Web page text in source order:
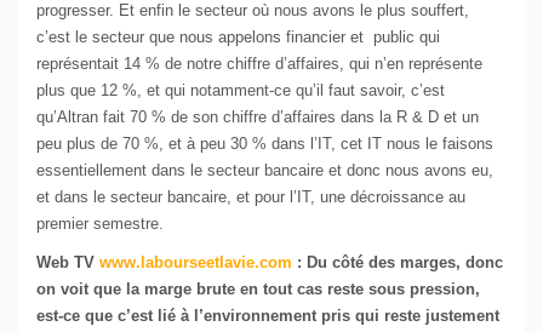
progresser. Et enfin le secteur où nous avons le plus souffert,
c’est le secteur que nous appelons financier et public qui
représentait 14 % de notre chiffre d’affaires, qui n’en représente
plus que 12 %, et qui notamment-ce qu’il faut savoir, c’est
qu’Altran fait 70 % de son chiffre d’affaires dans la R & D et un
peu plus de 70 %, et à peu 30 % dans l’IT, cet IT nous le faisons
essentiellement dans le secteur bancaire et donc nous avons eu,
et dans le secteur bancaire, et pour l’IT, une décroissance au
premier semestre.
Web TV www.labourseetlavie.com : Du côté des marges, donc
on voit que la marge brute en tout cas reste sous pression,
est-ce que c’est lié à l’environnement pris qui reste justement